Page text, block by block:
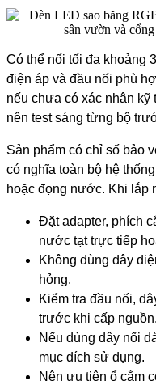
Có thể nối tối đa khoảng
điện áp và đầu nối phù
nếu chưa có xác nhận kỹ
nên test sáng từng bộ
Sản phẩm có chỉ số bảo
có nghĩa toàn bộ hệ
hoặc đọng nước. Khi lắp
Đặt adapter, phích
nước tạt trực tiếp
Không dùng dây
hỏng.
Kiểm tra đầu nối,
trước khi cấp nguồn.
Nếu dùng dây nối
mục đích sử dụng.
Nên ưu tiên ổ cắm